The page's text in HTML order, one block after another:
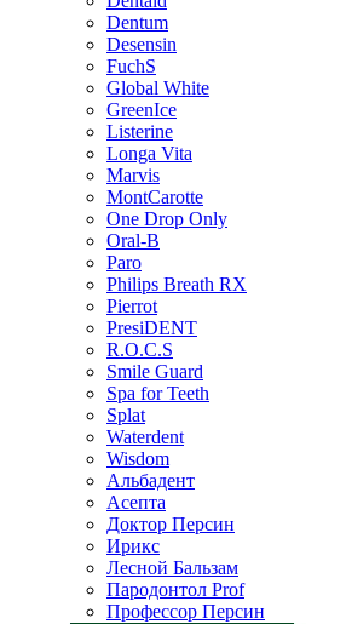
Dentum
Desensin
FuchS
Global White
GreenIce
Listerine
Longa Vita
Marvis
MontCarotte
One Drop Only
Oral-B
Paro
Philips Breath RX
Pierrot
PresiDENT
R.O.C.S
Smile Guard
Spa for Teeth
Splat
Waterdent
Wisdom
Альбадент
Асепта
Доктор Персин
Ирикс
Лесной Бальзам
Пародонтол Prof
Профессор Персин